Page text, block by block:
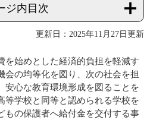
ジ内目次
更新日：2025年11月27日更新
を始めとした経済的負担を軽減す
会の均等化を図り、次の社会を担
安心な教育環境形成を図ることを
等学校と同等と認められる学校を
もの保護者へ給付金を交付する事